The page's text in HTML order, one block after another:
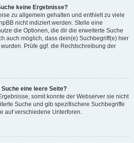
keine Ergebnisse?
zu allgemein gehalten und enthielt zu viele
nicht indiziert werden. Stelle eine
die Optionen, die dir die erweiterte Suche
auch möglich, dass dein(e) Suchbegriff(e) hier
Prüfe ggf. die Rechtschreibung der
eine leere Seite?
somit konnte der Webserver sie nicht
Suche und gib spezifischere Suchbegriffe
auf verschiedene Unterforen.